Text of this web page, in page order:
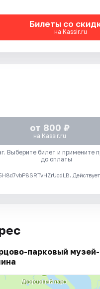
Билеты со
на Kassir.ru
от 800 ₽
на Kassir.ru
Выберите билет и примените
до оплаты
парковый